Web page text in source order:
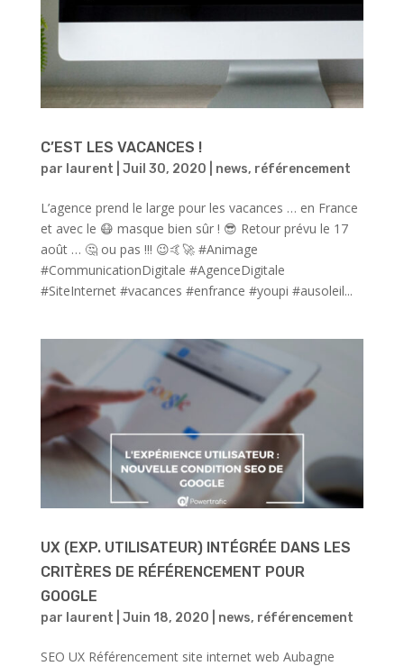
C’EST LES VACANCES !
par laurent Juil 30, 2020 news, référencement
L’agence prend le large pour les vacances … en France
et avec le 😷 masque bien sûr ! 😎 Retour prévu le 17
août … 🤔 ou pas !!! 😉🤙🚀 #Animage
#CommunicationDigitale #AgenceDigitale
#SiteInternet #vacances #enfrance #youpi #ausoleil...
UX (EXP. UTILISATEUR) INTÉGRÉE DANS LES
CRITÈRES DE RÉFÉRENCEMENT POUR
GOOGLE
par laurent Juin 18, 2020 news, référencement
SEO UX Référencement site internet web Aubagne